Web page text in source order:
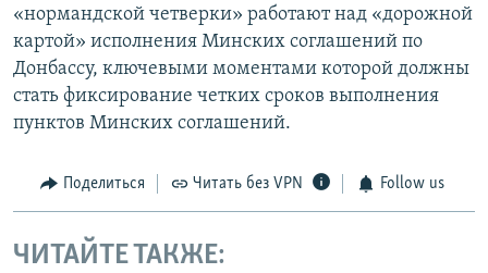
«нормандской четверки» работают над «дорожной
картой» исполнения Минских соглашений по
Донбассу, ключевыми моментами которой должны
стать фиксирование четких сроков выполнения
пунктов Минских соглашений.
Поделиться Читать без VPN Follow us
ЧИТАЙТЕ ТАКЖЕ: